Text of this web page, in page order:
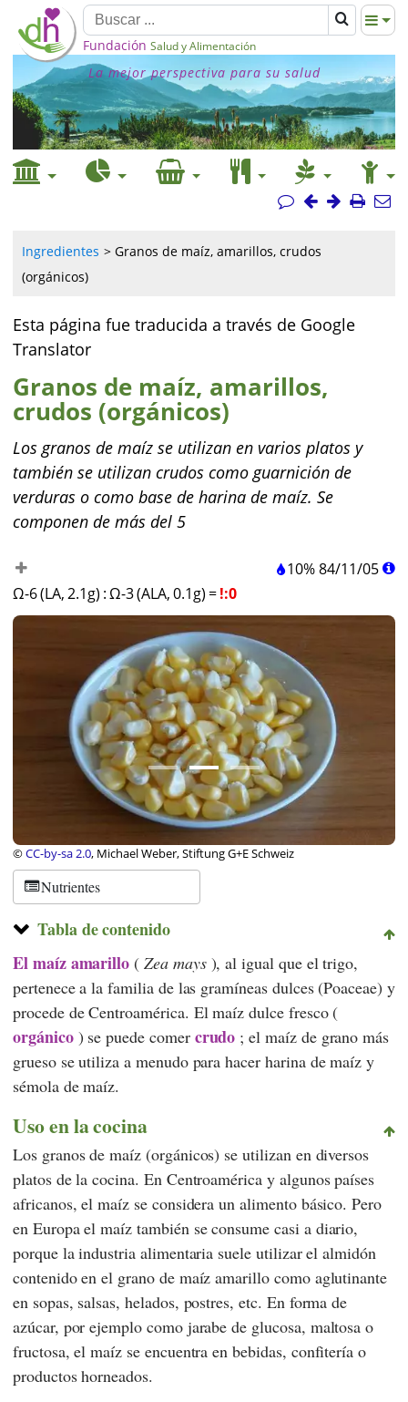
Fundación Salud y Alimentación
La mejor perspectiva para su salud
Ingredientes
Granos de maíz, amarillos, crudos
(orgánicos)
Esta página fue traducida a través de Google
Translator
Granos de maíz, amarillos,
crudos (orgánicos)
Los granos de maíz se utilizan en varios platos y
también se utilizan crudos como guarnición de
verduras o como base de harina de maíz. Se
componen de más del 5
10%84/11/05
Ω-6 (LA, 2.1g) :Ω-3 (ALA, 0.1g) =!:0
©CC-by-sa 2.0, Michael Weber, Stiftung G+E Schweiz
Nutrientes
Tabla de contenido
El maíz amarillo ( Zea mays), al igual que el trigo,
pertenece a la familia de las gramíneas dulces (Poaceae) y
procede de Centroamérica. El maíz dulce fresco (
orgánico) se puede comer crudo ; el maíz de grano más
grueso se utiliza a menudo para hacer harina de maíz y
sémola de maíz.
Uso en la cocina
Los granos de maíz (orgánicos) se utilizan en diversos
platos de la cocina. En Centroamérica y algunos países
africanos, el maíz se considera un alimento básico. Pero
en Europa el maíz también se consume casi a diario,
porque la industria alimentaria suele utilizar el almidón
contenido en el grano de maíz amarillo como aglutinante
en sopas, salsas, helados, postres, etc. En forma de
azúcar, por ejemplo como jarabe de glucosa, maltosa o
fructosa, el maíz se encuentra en bebidas, confitería o
productos horneados.